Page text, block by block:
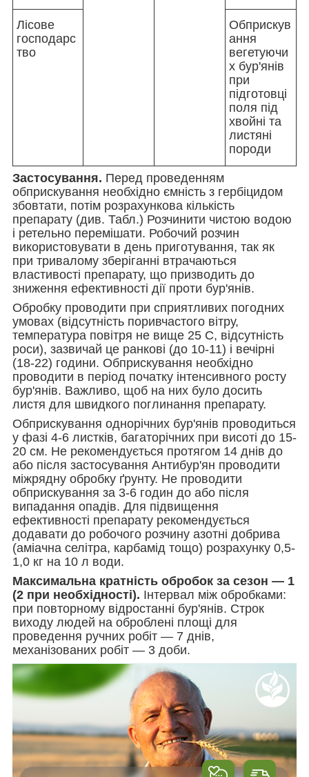
Лісове
господарс
тво
Обприскув
ання
вегетуючи
х бур'янів
при
підготовці
поля під
хвойні та
листяні
породи
Застосування. Перед проведенням
обприскування необхідно ємність з гербіцидом
збовтати, потім розрахункова кількість
препарату (див. Табл.) Розчинити чистою водою
і ретельно перемішати. Робочий розчин
використовувати в день приготування, так як
при тривалому зберіганні втрачаються
властивості препарату, що призводить до
зниження ефективності дії проти бур'янів.
Обробку проводити при сприятливих погодних
умовах (відсутність поривчастого вітру,
температура повітря не вище 25 С, відсутність
роси), зазвичай це ранкові (до 10-11) і вечірні
(18-22) години. Обприскування необхідно
проводити в період початку інтенсивного росту
бур'янів. Важливо, щоб на них було досить
листя для швидкого поглинання препарату.
Обприскування однорічних бур'янів проводиться
у фазі 4-6 листків, багаторічних при висоті до 15-
20 см. Не рекомендується протягом 14 днів до
або після застосування Антибур'ян проводити
міжрядну обробку ґрунту. Не проводити
обприскування за 3-6 годин до або після
випадання опадів. Для підвищення
ефективності препарату рекомендується
додавати до робочого розчину азотні добрива
(аміачна селітра, карбамід тощо) розрахунку 0,5-
1,0 кг на 10 л води.
Максимальна кратність обробок за сезон ― 1
(2 при необхідності). Інтервал між обробками:
при повторному відростанні бур'янів. Строк
виходу людей на оброблені площі для
проведення ручних робіт ― 7 днів,
механізованих робіт ― 3 доби.